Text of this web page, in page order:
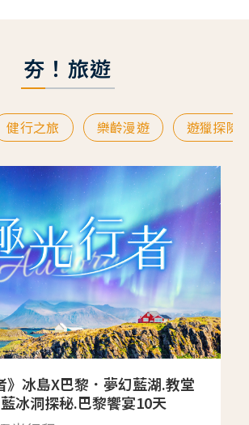
夯！旅遊
健行之旅 樂齡漫遊 遊獵探險
》冰島X巴黎．夢幻藍湖.教堂
冰洞探秘.巴黎饗宴10天